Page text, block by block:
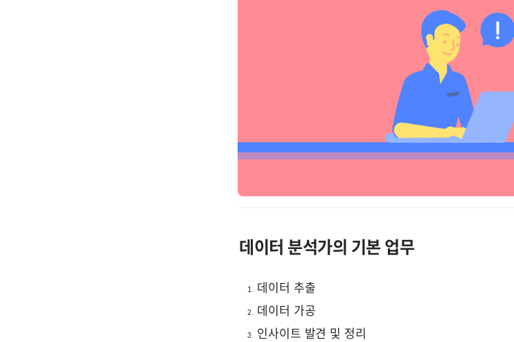
데이터 분석가의 기본 업무
데이터 추출
데이터 가공
인사이트 발견 및 정리